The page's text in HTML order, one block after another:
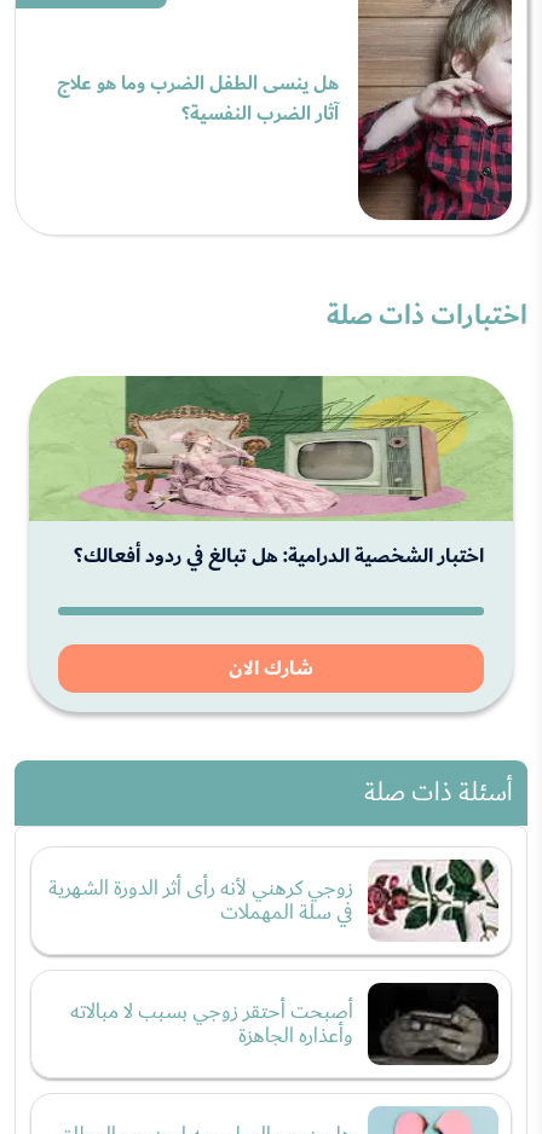
هل ينسى الطفل الضرب وما هو علاج
آثار الضرب النفسية؟
اختبارات ذات صلة
اختبار الشخصية الدرامية: هل تبالغ في ردود أفعالك؟
شارك الان
أسئلة ذات صلة
زوجي كرهني لأنه رأى أثر الدورة الشهرية
في سلة المهملات
أصبحت أحتقر زوجي بسبب لا مبالاته
وأعذاره الجاهزة